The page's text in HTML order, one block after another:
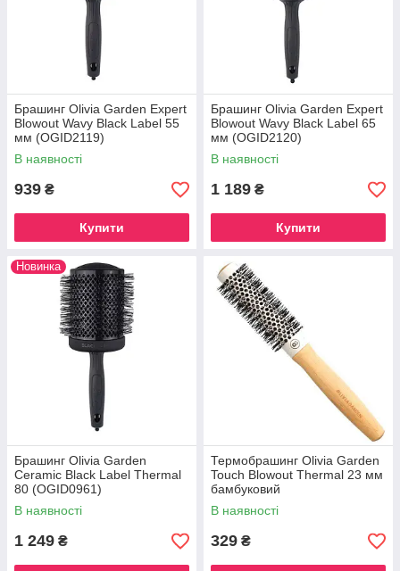
Брашинг Olivia Garden Expert
Blowout Wavy Black Label 55
мм (OGID2119)
В наявності
939 ₴
Купити
Брашинг Olivia Garden Expert
Blowout Wavy Black Label 65
мм (OGID2120)
В наявності
1 189 ₴
Купити
Новинка
Брашинг Olivia Garden
Ceramic Black Label Thermal
80 (OGID0961)
В наявності
1 249 ₴
Термобрашинг Olivia Garden
Touch Blowout Thermal 23 мм
бамбуковий
В наявності
329 ₴